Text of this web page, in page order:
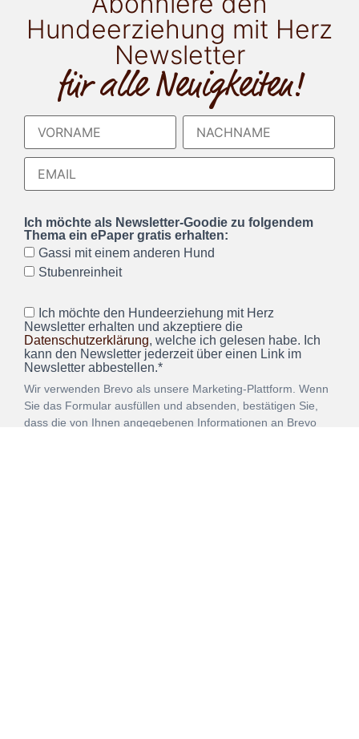
Hundeerziehung mit Herz
Newsletter
für alle Neuigkeiten!
Ich möchte als Newsletter-Goodie zu folgendem
Thema ein ePaper gratis erhalten:
Gassi mit einem anderen Hund
Stubenreinheit
Ich möchte den Hundeerziehung mit Herz
Newsletter erhalten und akzeptiere die
Datenschutzerklärung, welche ich gelesen habe. Ich
kann den Newsletter jederzeit über einen Link im
Newsletter abbestellen.*
Wir verwenden Brevo als unsere Marketing-Plattform. Wenn
Sie das Formular ausfüllen und absenden, bestätigen Sie,
dass die von Ihnen angegebenen Informationen an Brevo